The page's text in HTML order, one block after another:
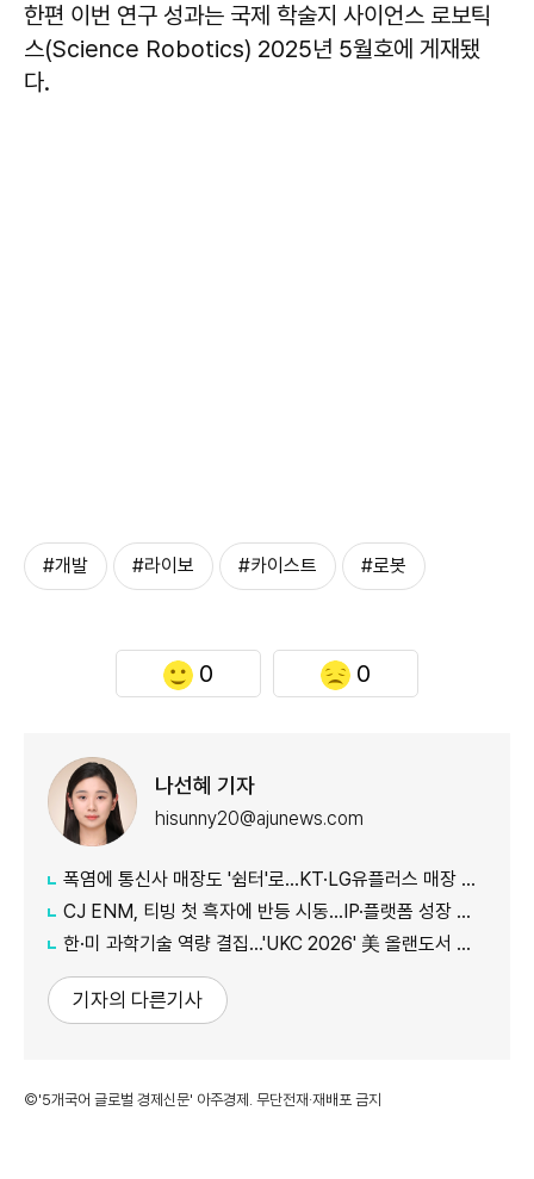
한편 이번 연구 성과는 국제 학술지 사이언스 로보틱
스(Science Robotics) 2025년 5월호에 게재됐
다.
#개발 #라이보 #카이스트 #로봇
0 0
나선혜 기자
hisunny20@ajunews.com
폭염에 통신사 매장도 '쉼터'로…KT·LG유플러스 매장 개방
CJ ENM, 티빙 첫 흑자에 반등 시동…IP·플랫폼 성장 가속
한·미 과학기술 역량 결집…'UKC 2026' 美 올랜도서 개막
기자의 다른기사
©'5개국어 글로벌 경제신문' 아주경제. 무단전재·재배포 금지